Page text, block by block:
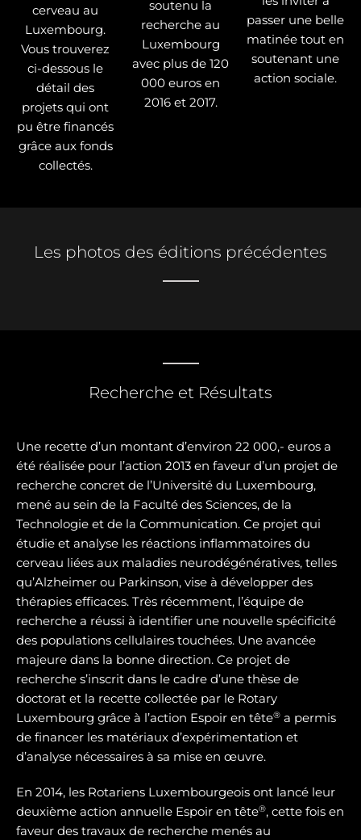
cerveau au
Luxembourg.
Vous trouverez
ci-dessous le
détail des
projets qui ont
pu être financés
grâce aux fonds
collectés.
soutenu la
recherche au
Luxembourg
avec plus de 120
000 euros en
2016 et 2017.
passer une belle
matinée tout en
soutenant une
action sociale.
Les photos des éditions précédentes
Recherche et Résultats
Une recette d’un montant d’environ 22 000,- euros a
été réalisée pour l’action 2013 en faveur d’un projet de
recherche concret de l’Université du Luxembourg,
mené au sein de la Faculté des Sciences, de la
Technologie et de la Communication. Ce projet qui
étudie et analyse les réactions inflammatoires du
cerveau liées aux maladies neurodégénératives, telles
qu’Alzheimer ou Parkinson, vise à développer des
thérapies efficaces. Très récemment, l’équipe de
recherche a réussi à identifier une nouvelle spécificité
des populations cellulaires touchées. Une avancée
majeure dans la bonne direction. Ce projet de
recherche s’inscrit dans le cadre d’une thèse de
doctorat et la recette collectée par le Rotary
Luxembourg grâce à l’action Espoir en tête® a permis
de financer les matériaux d’expérimentation et
d’analyse nécessaires à sa mise en œuvre.
En 2014, les Rotariens Luxembourgeois ont lancé leur
deuxième action annuelle Espoir en tête®, cette fois en
faveur des travaux de recherche menés au